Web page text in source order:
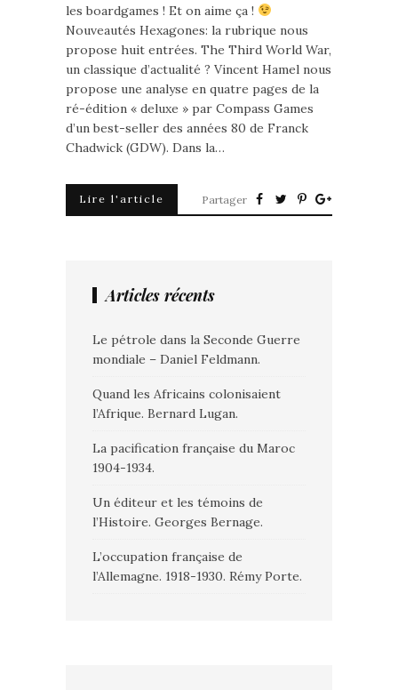
les boardgames ! Et on aime ça !
Nouveautés Hexagones: la rubrique nous
propose huit entrées. The Third World War,
un classique d’actualité ? Vincent Hamel nous
propose une analyse en quatre pages de la
ré-édition « deluxe » par Compass Games
d’un best-seller des années 80 de Franck
Chadwick (GDW). Dans la…
Lire l'article Partager
Articles récents
Le pétrole dans la Seconde Guerre
mondiale – Daniel Feldmann.
Quand les Africains colonisaient
l’Afrique. Bernard Lugan.
La pacification française du Maroc
1904-1934.
Un éditeur et les témoins de
l’Histoire. Georges Bernage.
L’occupation française de
l’Allemagne. 1918-1930. Rémy Porte.